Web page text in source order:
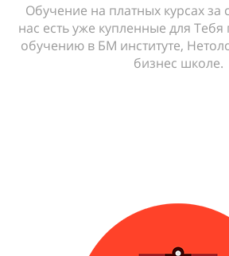
Обучение на платных курсах за
нас есть уже купленные для
обучению в БМ институте,
бизнес школе.